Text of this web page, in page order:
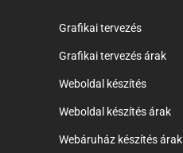
Grafikai tervezés
Grafikai tervezés árak
Weboldal készítés
Weboldal készítés árak
Webáruház készítés árak